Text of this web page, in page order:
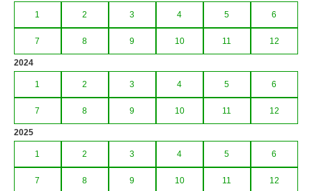
1 2 3 4 5 6
7 8 9 10 11 12
2024
1 2 3 4 5 6
7 8 9 10 11 12
2025
1 2 3 4 5 6
7 8 9 10 11 12